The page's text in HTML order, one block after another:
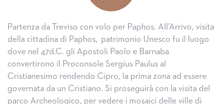
Partenza da Treviso con volo per Paphos. All’Arrivo, visita
della cittadina di Paphos, patrimonio Unesco fu il luogo
dove nel 47d.C. gli Apostoli Paolo e Barnaba
convertirono il Proconsole Sergius Paulus al
Cristianesimo rendendo Cipro, la prima zona ad essere
governata da un Cristiano. Si proseguirà con la visita del
parco Archeologico, per vedere i mosaici delle ville di